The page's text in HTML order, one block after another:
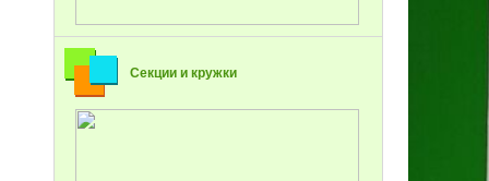
Секции и кружки